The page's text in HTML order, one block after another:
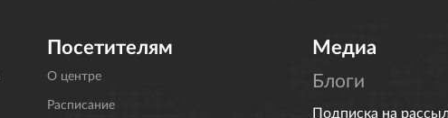
Посетителям
О центре
Расписание
Медиа
Блоги
Подписка на